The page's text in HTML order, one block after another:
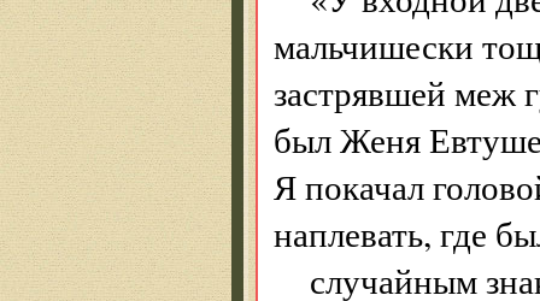
мальчишески
застрявшей меж
был Женя
Я покачал
наплевать, где
случайным